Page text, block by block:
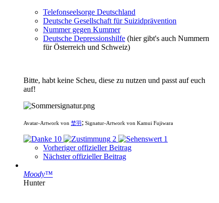
Telefonseelsorge Deutschland
Deutsche Gesellschaft für Suizidprävention
Nummer gegen Kummer
Deutsche Depressionshilfe (hier gibt's auch Nummern
für Österreich und Schweiz)
Bitte, habt keine Scheu, diese zu nutzen und passt auf euch
auf!
Avatar-Artwork von 埜羽 ; Signatur-Artwork von Kamui Fujiwara
10 2
1
Vorheriger offizieller Beitrag
Nächster offizieller Beitrag
Moody™
Hunter